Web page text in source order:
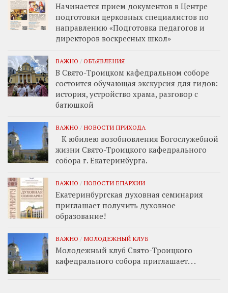
Начинается прием документов в Центре
подготовки церковных специалистов по
направлению «Подготовка педагогов и
директоров воскресных школ»
ВАЖНО / ОБЪЯВЛЕНИЯ
В Свято-Троицком кафедральном соборе
состоится обучающая экскурсия для гидов:
история, устройство храма, разговор с
батюшкой
ВАЖНО / НОВОСТИ ПРИХОДА
К юбилею возобновления Богослужебной
жизни Свято-Троицкого кафедрального
собора г. Екатеринбурга.
ВАЖНО / НОВОСТИ ЕПАРХИИ
Екатеринбургская духовная семинария
приглашает получить духовное
образование!
ВАЖНО / МОЛОДЕЖНЫЙ КЛУБ
Молодежный клуб Свято-Троицкого
кафедрального собора приглашает. . .